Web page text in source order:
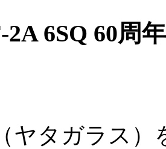
2A 6SQ 60周
ヤタガラス）